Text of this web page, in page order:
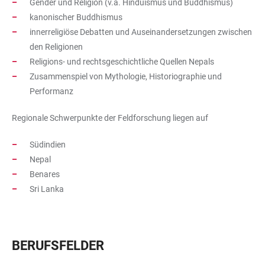
Gender und Religion (v.a. Hinduismus und Buddhismus)
kanonischer Buddhismus
innerreligiöse Debatten und Auseinandersetzungen zwischen
den Religionen
Religions- und rechtsgeschichtliche Quellen Nepals
Zusammenspiel von Mythologie, Historiographie und
Performanz
Regionale Schwerpunkte der Feldforschung liegen auf
Südindien
Nepal
Benares
Sri Lanka
BERUFSFELDER